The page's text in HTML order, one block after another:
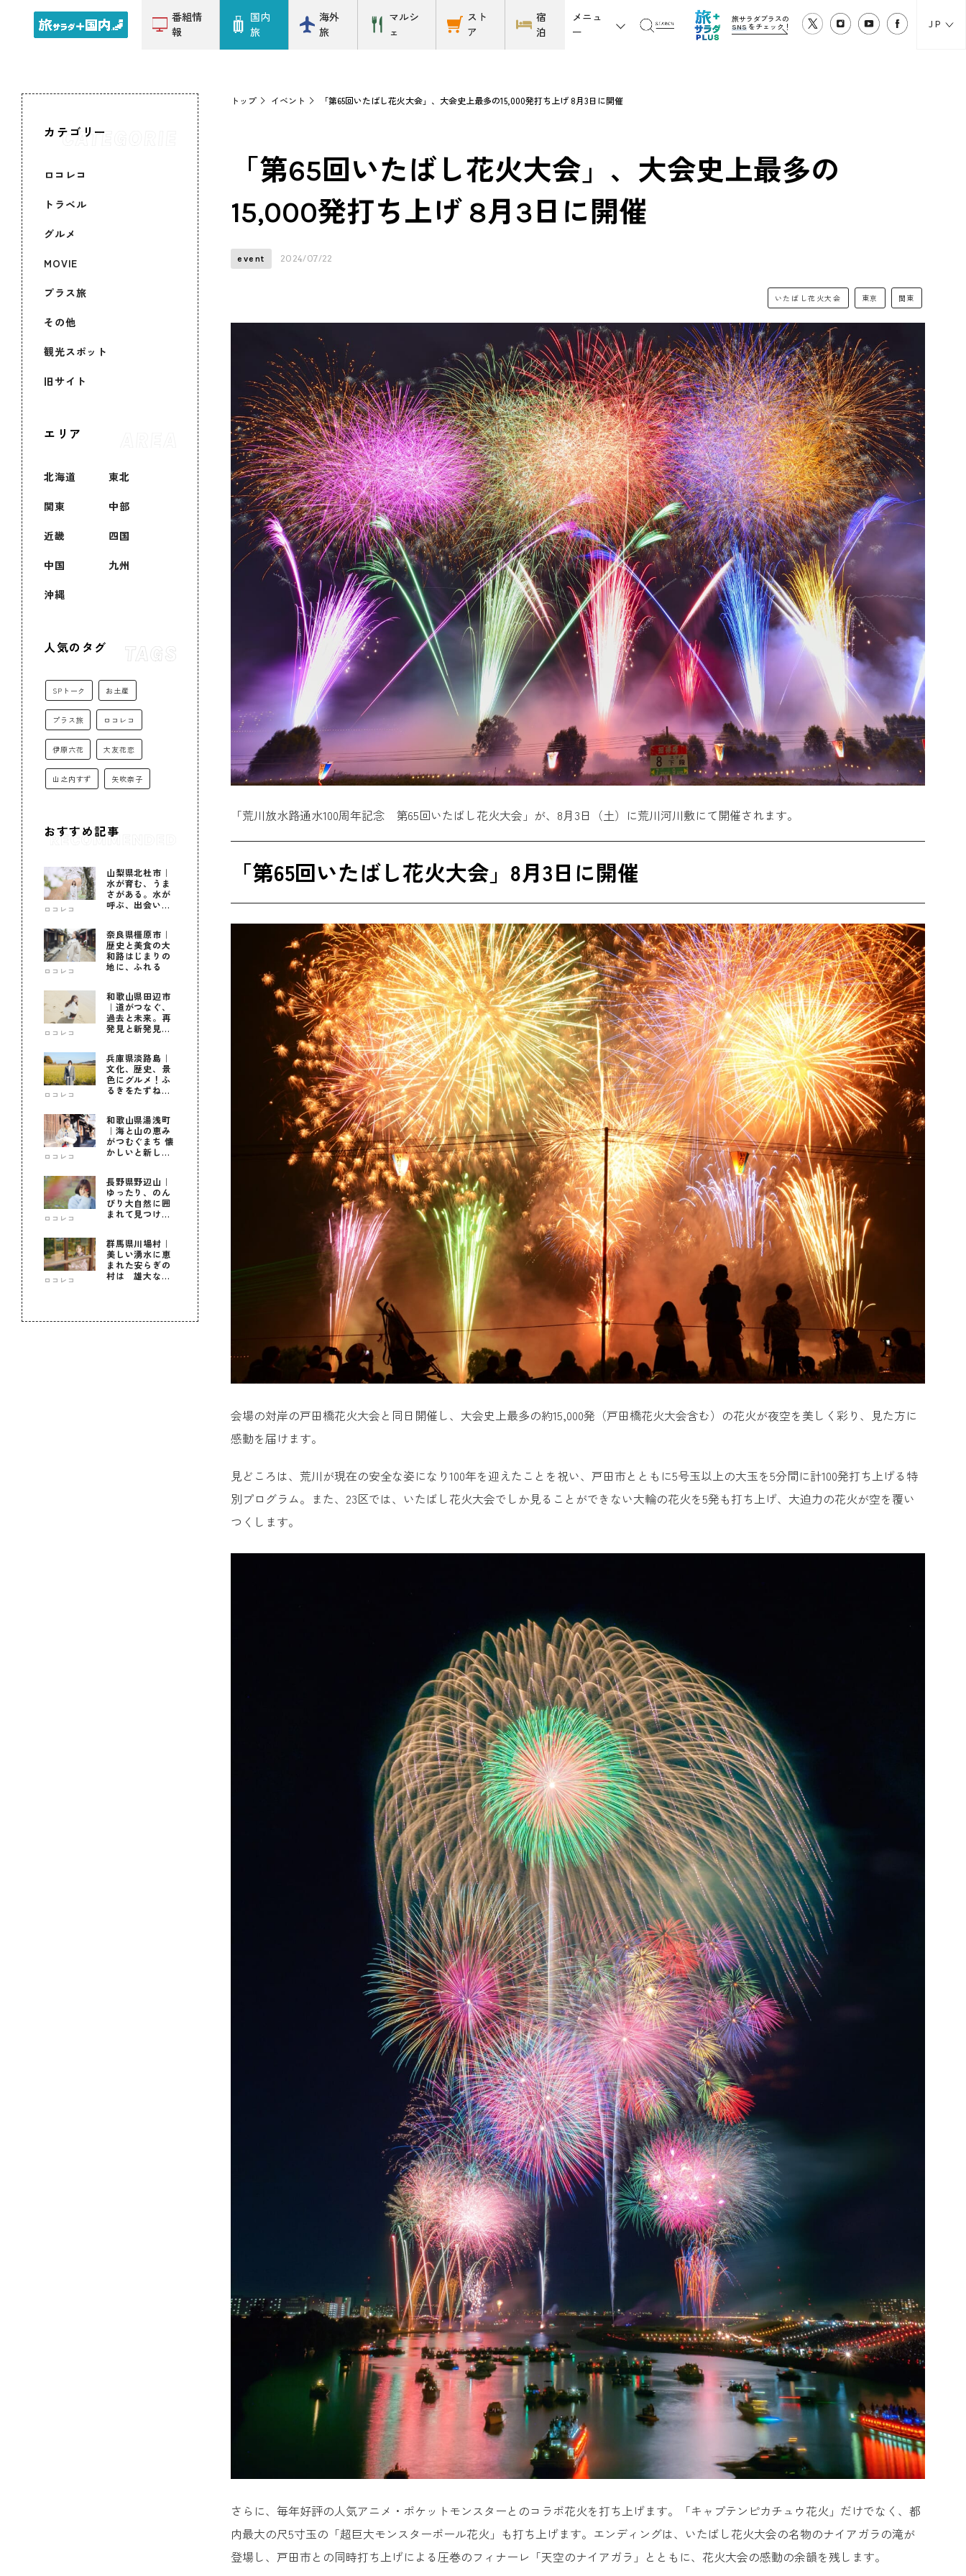
番組情
報
国内
旅
海外
旅
マルシ
ェ
スト
ア
宿
泊
メニュ
ー
旅サラダプラスの
SNS をチェック！ JP
カテゴリー
ロコレコ
トラベル
グルメ
MOVIE
プラス旅
その他
観光スポット
旧サイト
エリア
北海道 東北
関東 中部
近畿 四国
中国 九州
沖縄
人気のタグ
SPトーク お土産
プラス旅 ロコレコ
伊原六花 大友花恋
山之内すず 矢吹奈子
おすすめ記事
ロコレコ
山梨県北杜市｜
水が育む、うま
さがある。水が
呼ぶ、出会いが
ロコレコ
奈良県橿原市｜
歴史と美食の大
和路はじまりの
地に、ふれる
ロコレコ
和歌山県田辺市
｜道がつなぐ、
過去と未来。再
発見と新発見の
ロコレコ
兵庫県淡路島｜
文化、歴史、景
色にグルメ！ふ
るきをたずねて
ロコレコ
和歌山県湯浅町
｜海と山の恵み
がつむぐまち 懐
かしいと新しい
ロコレコ
長野県野辺山｜
ゆったり、のん
びり大自然に囲
まれて見つけ
ロコレコ
群馬県川場村｜
美しい湧水に恵
まれた安らぎの
村は 雄大な自
トップ イベント 「第65回いたばし花火大会」、大会史上最多の15,000発打ち上げ 8月3日に開催
「第65回いたばし花火大会」、大会史上最多の
15,000発打ち上げ 8月3日に開催
event 2024/07/22
いたばし花火大会 東京 関東
「荒川放水路通水100周年記念 第65回いたばし花火大会」が、8月3日（土）に荒川河川敷にて開催されます。
「第65回いたばし花火大会」8月3日に開催
会場の対岸の戸田橋花火大会と同日開催し、大会史上最多の約15,000発（戸田橋花火大会含む）の花火が夜空を美しく彩り、見た方に
感動を届けます。
見どころは、荒川が現在の安全な姿になり100年を迎えたことを祝い、戸田市とともに5号玉以上の大玉を5分間に計100発打ち上げる特
別プログラム。また、23区では、いたばし花火大会でしか見ることができない大輪の花火を5発も打ち上げ、大迫力の花火が空を覆い
つくします。
さらに、毎年好評の人気アニメ・ポケットモンスターとのコラボ花火を打ち上げます。「キャプテンピカチュウ花火」だけでなく、都
内最大の尺5寸玉の「超巨大モンスターボール花火」も打ち上げます。エンディングは、いたばし花火大会の名物のナイアガラの滝が
登場し、戸田市との同時打ち上げによる圧巻のフィナーレ「天空のナイアガラ」とともに、花火大会の感動の余韻を残します。